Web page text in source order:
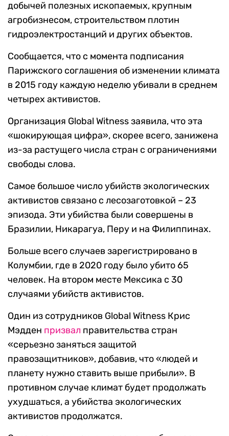
добычей полезных ископаемых, крупным
агробизнесом, строительством плотин
гидроэлектростанций и других объектов.
Сообщается, что с момента подписания
Парижского соглашения об изменении климата
в 2015 году каждую неделю убивали в среднем
четырех активистов.
Организация Global Witness заявила, что эта
«шокирующая цифра», скорее всего, занижена
из-за растущего числа стран с ограничениями
свободы слова.
Самое большое число убийств экологических
активистов связано с лесозаготовкой – 23
эпизода. Эти убийства были совершены в
Бразилии, Никарагуа, Перу и на Филиппинах.
Больше всего случаев зарегистрировано в
Колумбии, где в 2020 году было убито 65
человек. На втором месте Мексика с 30
случаями убийств активистов.
Один из сотрудников Global Witness Крис
Мэдден призвал правительства стран
«серьезно заняться защитой
правозащитников», добавив, что «людей и
планету нужно ставить выше прибыли». В
противном случае климат будет продолжать
ухудшаться, а убийства экологических
активистов продолжатся.